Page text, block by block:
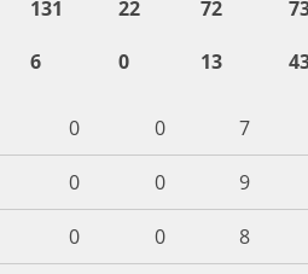
131 22 72
6 0 13
0 0
7
0 0
9
0 0
8